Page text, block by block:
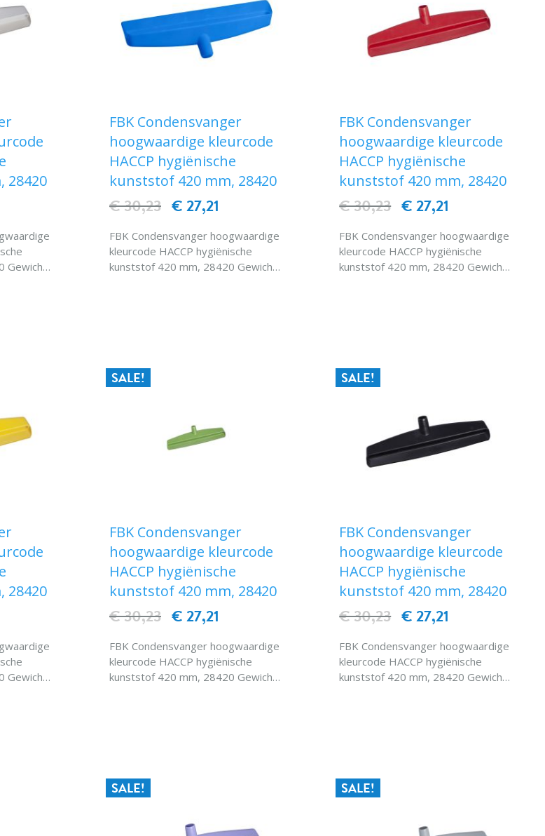
28420
Gewicht :
FBK Condensvanger
hoogwaardige kleurcode
HACCP hygiënische
kunststof 420 mm, 28420
€ 27,21
€ 30,23
FBK Condensvanger hoogwaardige
kleurcode HACCP hygiënische
kunststof 420 mm, 28420 Gewicht :
FBK Condensvanger
hoogwaardige kleurcode
HACCP hygiënische
kunststof 420 mm, 28420
€ 27,21
€ 30,23
FBK Condensvanger hoogwaardige
kleurcode HACCP hygiënische
kunststof 420 mm, 28420 Gewicht :
28420
Gewicht :
SALE!
FBK Condensvanger
hoogwaardige kleurcode
HACCP hygiënische
kunststof 420 mm, 28420
€ 27,21
€ 30,23
FBK Condensvanger hoogwaardige
kleurcode HACCP hygiënische
kunststof 420 mm, 28420 Gewicht :
SALE!
FBK Condensvanger
hoogwaardige kleurcode
HACCP hygiënische
kunststof 420 mm, 28420
€ 27,21
€ 30,23
FBK Condensvanger hoogwaardige
kleurcode HACCP hygiënische
kunststof 420 mm, 28420 Gewicht :
SALE! SALE!